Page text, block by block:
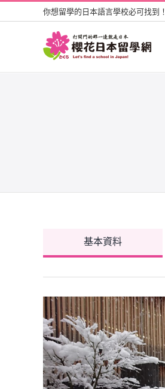
to
你想留學的日本語言學校必可找到！
基本資料